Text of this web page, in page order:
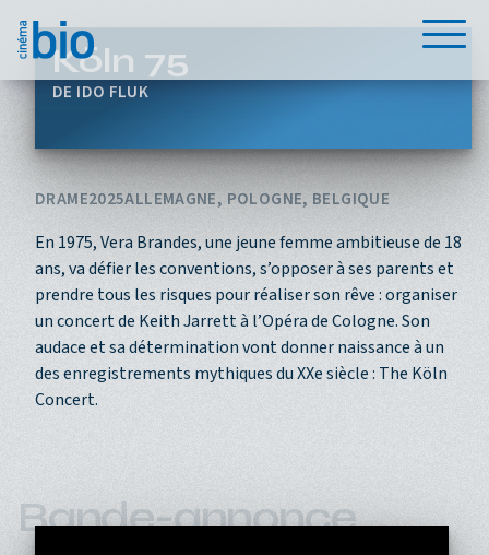
Köln 75
IDO FLUK
DRAME2025ALLEMAGNE, POLOGNE, BELGIQUE
En 1975, Vera Brandes, une jeune femme ambitieuse de 18
ans, va défier les conventions, s’opposer à ses parents et
prendre tous les risques pour réaliser son rêve : organiser
un concert de Keith Jarrett à l’Opéra de Cologne. Son
audace et sa détermination vont donner naissance à un
des enregistrements mythiques du XXe siècle : The Köln
Concert.
Bande-annonce